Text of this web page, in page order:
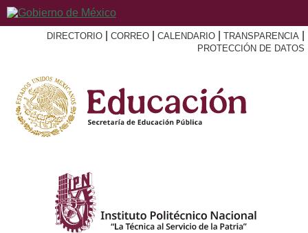
DIRECTORIO CORREO CALENDARIO TRANSPARENCIA
PROTECCIÓN DE DATOS